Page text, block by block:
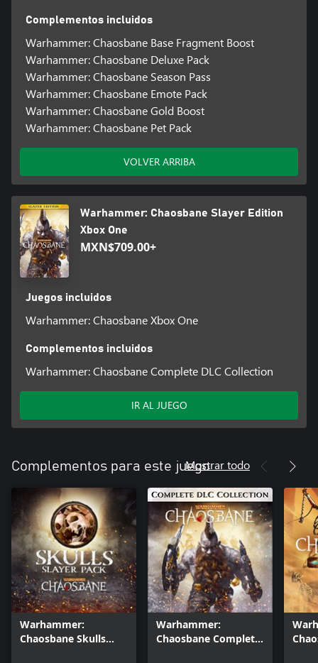
Complementos incluidos
Warhammer: Chaosbane Base Fragment Boost
Warhammer: Chaosbane Deluxe Pack
Warhammer: Chaosbane Season Pass
Warhammer: Chaosbane Emote Pack
Warhammer: Chaosbane Gold Boost
Warhammer: Chaosbane Pet Pack
VOLVER ARRIBA
Warhammer: Chaosbane Slayer Edition
Xbox One
MXN$709.00+
Juegos incluidos
Warhammer: Chaosbane Xbox One
Complementos incluidos
Warhammer: Chaosbane Complete DLC Collection
IR AL JUEGO
Complementos para este juegoMostrar todo
Warhammer:
Chaosbane Skulls
Warhammer:
Chaosbane Complete